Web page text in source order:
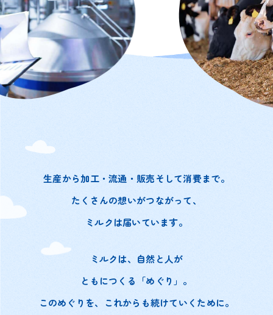
-労働者の安全と権利の確保-
牛にやさしく
-アニマルウェルフェアへの配慮-
生産から加工・流通・販売そして消費まで。
たくさんの想いがつながって、
ミルクは届いています。
ミルクは、自然と人が
ともにつくる「めぐり」。
このめぐりを、これからも続けていくために。